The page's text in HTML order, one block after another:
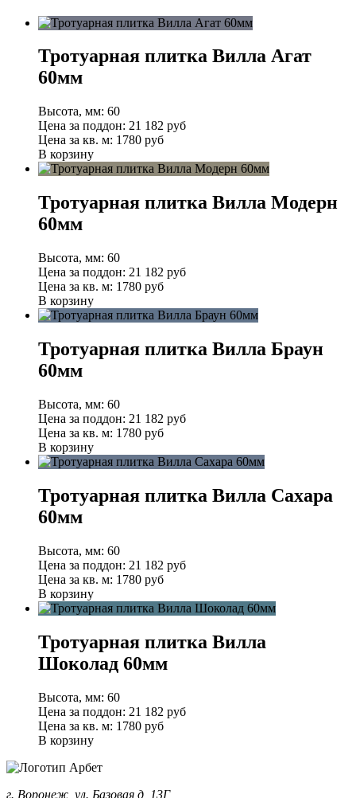
Тротуарная плитка Вилла Агат
60мм
Высота, мм: 60
Цена за поддон: 21 182 руб
Цена за кв. м: 1780 руб
В корзину
Тротуарная плитка Вилла Модерн
60мм
Высота, мм: 60
Цена за поддон: 21 182 руб
Цена за кв. м: 1780 руб
В корзину
Тротуарная плитка Вилла Браун
60мм
Высота, мм: 60
Цена за поддон: 21 182 руб
Цена за кв. м: 1780 руб
В корзину
Тротуарная плитка Вилла Сахара
60мм
Высота, мм: 60
Цена за поддон: 21 182 руб
Цена за кв. м: 1780 руб
В корзину
Тротуарная плитка Вилла
Шоколад 60мм
Высота, мм: 60
Цена за поддон: 21 182 руб
Цена за кв. м: 1780 руб
В корзину
г. Воронеж, ул. Базовая д, 13Г